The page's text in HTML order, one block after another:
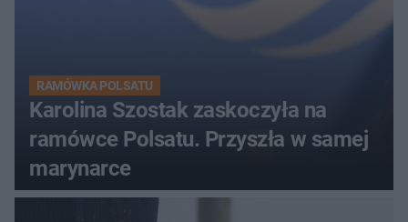
RAMÓWKA POLSATU
Karolina Szostak zaskoczyła na
ramówce Polsatu. Przyszła w samej
marynarce